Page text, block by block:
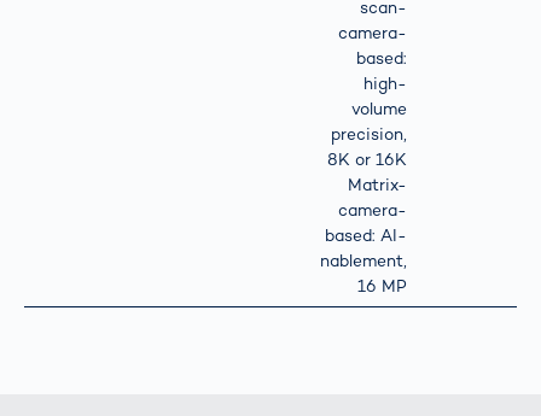
scan-
camera-
based:
high-
volume
precision,
8K or 16K
Matrix-
camera-
based: AI-
enablement,
16 MP